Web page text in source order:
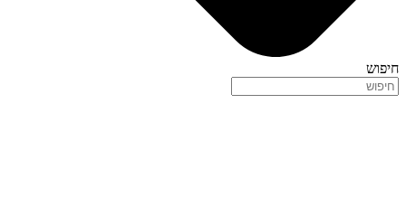
חיפוש